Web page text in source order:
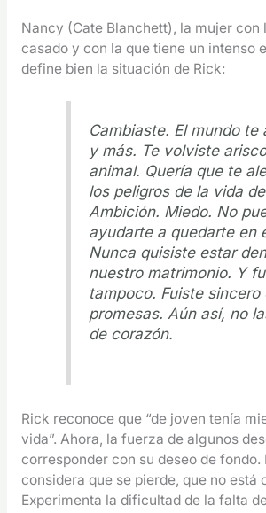
Nancy (Cate Blanchett), la mujer con
casado y con la que tiene un intenso
define bien la situación de Rick:
Cambiaste. El mundo te
y más. Te volviste
animal. Quería que te
los peligros de la vida
Ambición. Miedo. No
ayudarte a quedarte en
Nunca quisiste estar
nuestro matrimonio. Y
tampoco. Fuiste sincero
promesas. Aún así, no
de corazón.
Rick reconoce que “de joven tenía
vida”. Ahora, la fuerza de algunos
corresponder con su deseo de fondo.
considera que se pierde, que no está
Experimenta la dificultad de la falta